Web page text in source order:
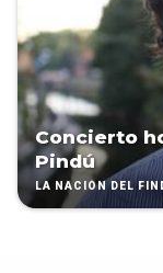
Concierto
Pindú
LA NACIÓN DEL